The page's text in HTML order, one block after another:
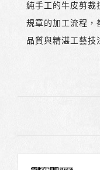
純手工的牛皮剪裁
規章的加工流程，
品質與精湛工藝技